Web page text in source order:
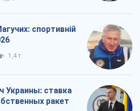
спортивній
1,4 т.
Украины: ставка
ракет